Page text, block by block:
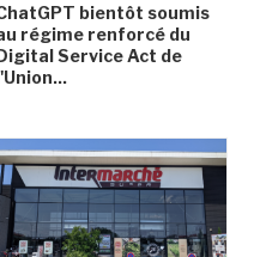
bientôt soumis
régime renforcé du
Service Act de